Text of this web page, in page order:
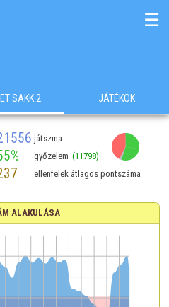
☰
SAKK 2 JÁTÉKOK
játszma
győzelem (11798)
ellenfelek átlagos pontszáma
ALAKULÁSA